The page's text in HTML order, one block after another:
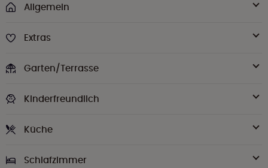
Allgemein
Extras
Garten/Terrasse
Kinderfreundlich
Küche
Schlafzimmer